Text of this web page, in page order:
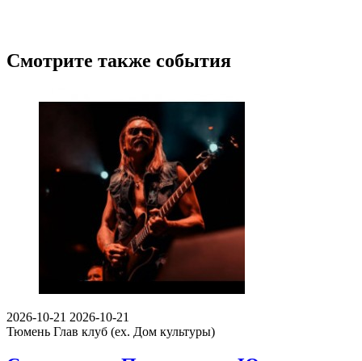
Смотрите также события
2026-10-21 2026-10-21
Тюмень Глав клуб (ex. Дом культуры)